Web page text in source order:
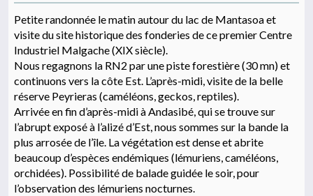
Petite randonnée le matin autour du lac de Mantasoa et
visite du site historique des fonderies de ce premier Centre
Industriel Malgache (XIX siècle).
Nous regagnons la RN2 par une piste forestière (30 mn) et
continuons vers la côte Est. L’après-midi, visite de la belle
réserve Peyrieras (caméléons, geckos, reptiles).
Arrivée en fin d’après-midi à Andasibé, qui se trouve sur
l’abrupt exposé à l’alizé d’Est, nous sommes sur la bande la
plus arrosée de l’île. La végétation est dense et abrite
beaucoup d’espèces endémiques (lémuriens, caméléons,
orchidées). Possibilité de balade guidée le soir, pour
l’observation des lémuriens nocturnes.